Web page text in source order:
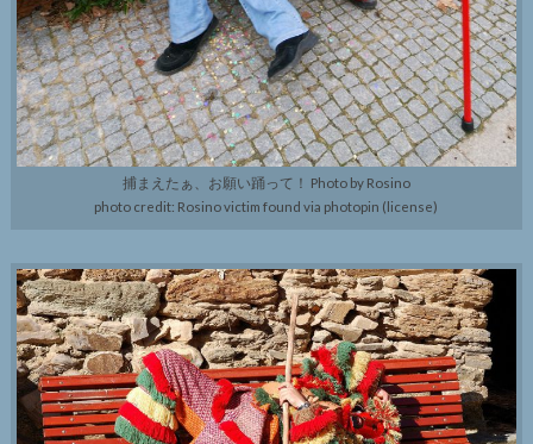
捕まえたぁ、お願い踊って！ Photo by Rosino
photo credit: Rosino victim found via photopin (license)